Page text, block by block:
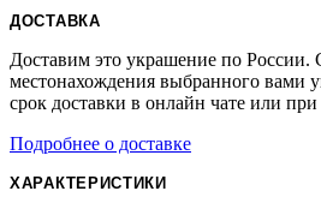
ДОСТАВКА
Доставим это украшение по России.
местонахождения выбранного
срок доставки в онлайн чате или
Подробнее о доставке
ХАРАКТЕРИСТИКИ